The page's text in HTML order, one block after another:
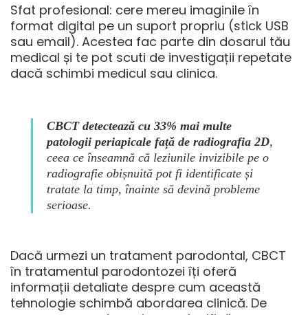
Sfat profesional: cere mereu imaginile în
format digital pe un suport propriu (stick USB
sau email). Acestea fac parte din dosarul tău
medical și te pot scuti de investigații repetate
dacă schimbi medicul sau clinica.
CBCT detectează cu 33% mai multe
patologii periapicale față de radiografia 2D,
ceea ce înseamnă că leziunile invizibile pe o
radiografie obișnuită pot fi identificate și
tratate la timp, înainte să devină probleme
serioase.
Dacă urmezi un tratament parodontal, CBCT
în tratamentul parodontozei îți oferă
informații detaliate despre cum această
tehnologie schimbă abordarea clinică. De